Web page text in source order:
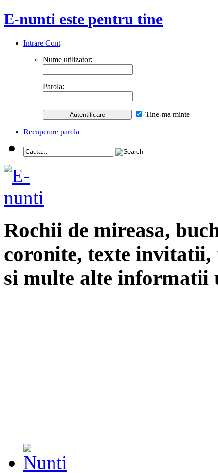
E-nunti este pentru tine
Intrare Cont
Nume utilizator:
Parola:
Tine-ma minte
Recuperare parola
Rochii de mireasa,
coronite, texte
si multe alte informatii